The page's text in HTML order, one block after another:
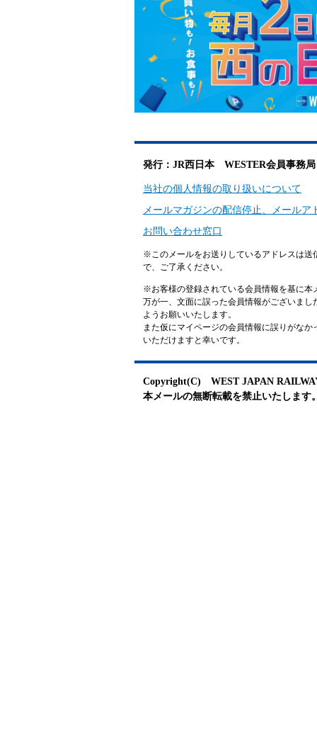
発行：JR西日本 WESTER会員事務局
当社の個人情報の取り扱いについて
メールマガジンの配信停止、メールア
お問い合わせ窓口
※このメールをお送りしているアドレスは送
で、ご了承ください。
※お客様の登録されている会員情報を基に本
万が一、文面に誤った会員情報がございま
ようお願いいたします。
また仮にマイページの会員情報に誤りがな
いただけますと幸いです。
Copyright(C) WEST JAPAN
本メールの無断転載を禁止いたします